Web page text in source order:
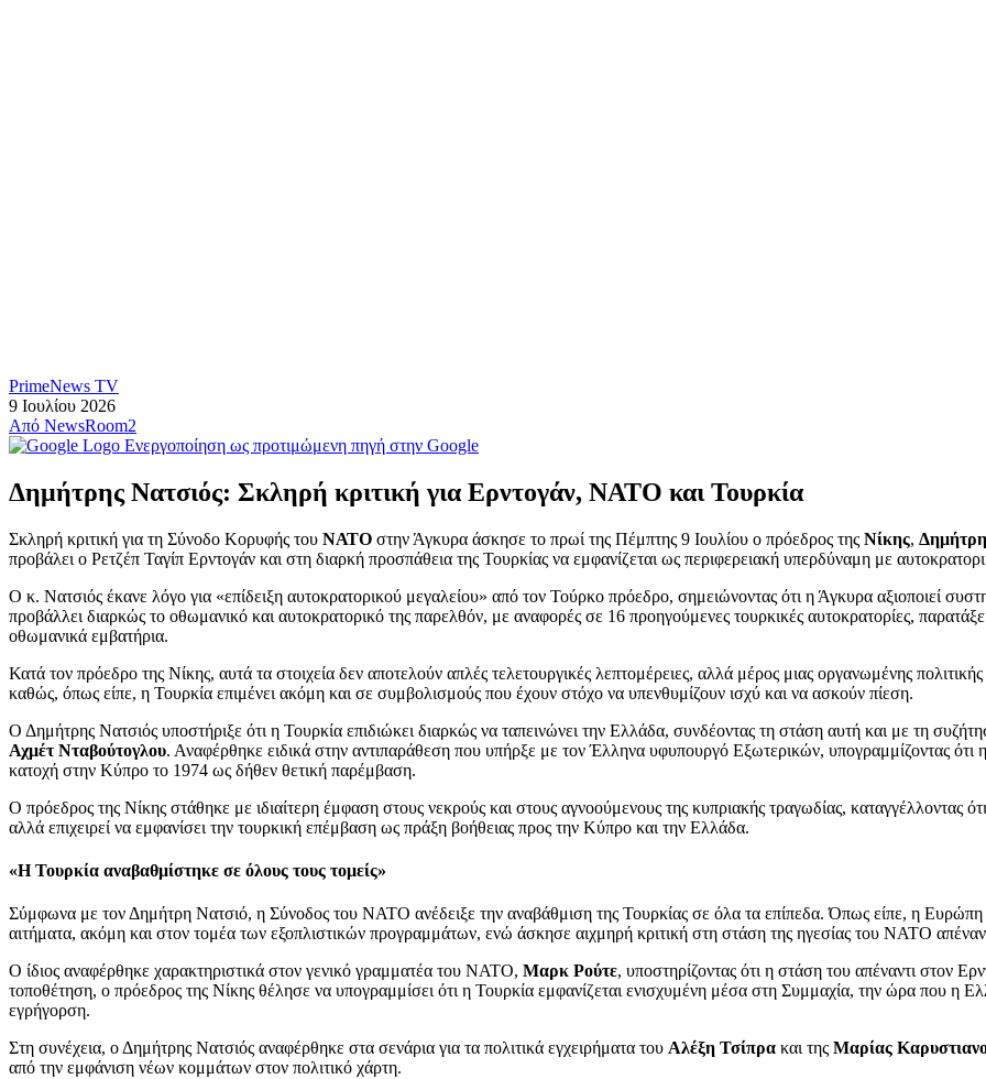
PrimeNews TV
9 Ιουλίου 2026
Από NewsRoom2
Ενεργοποίηση ως προτιμώμενη πηγή στην Google
Δημήτρης Νατσιός: Σκληρή κριτική για Ερντογάν, ΝΑΤΟ και Τουρκία
Σκληρή κριτική για τη Σύνοδο Κορυφής του ΝΑΤΟ στην Άγκυρα άσκησε το πρωί της Πέμπτης 9 Ιουλίου ο πρόεδρος της Νίκης,
προβάλει ο Ρετζέπ Ταγίπ Ερντογάν και στη διαρκή προσπάθεια της Τουρκίας να εμφανίζεται ως περιφερειακή υπερδύναμη με
Ο κ. Νατσιός έκανε λόγο για «επίδειξη αυτοκρατορικού μεγαλείου» από τον Τούρκο πρόεδρο, σημειώνοντας ότι η Άγκυρα αξιοποιεί
προβάλλει διαρκώς το οθωμανικό και αυτοκρατορικό της παρελθόν, με αναφορές σε 16 προηγούμενες τουρκικές αυτοκρατορίες,
οθωμανικά εμβατήρια.
Κατά τον πρόεδρο της Νίκης, αυτά τα στοιχεία δεν αποτελούν απλές τελετουργικές λεπτομέρειες, αλλά μέρος μιας οργανωμένης πολιτικής
καθώς, όπως είπε, η Τουρκία επιμένει ακόμη και σε συμβολισμούς που έχουν στόχο να υπενθυμίζουν ισχύ και να ασκούν πίεση.
Ο Δημήτρης Νατσιός υποστήριξε ότι η Τουρκία επιδιώκει διαρκώς να ταπεινώνει την Ελλάδα, συνδέοντας τη στάση αυτή και με τη
Αχμέτ Νταβούτογλου. Αναφέρθηκε ειδικά στην αντιπαράθεση που υπήρξε με τον Έλληνα υφυπουργό Εξωτερικών, υπογραμμίζοντας ότι
κατοχή στην Κύπρο το 1974 ως δήθεν θετική παρέμβαση.
Ο πρόεδρος της Νίκης στάθηκε με ιδιαίτερη έμφαση στους νεκρούς και στους αγνοούμενους της κυπριακής τραγωδίας, καταγγέλλοντας
αλλά επιχειρεί να εμφανίσει την τουρκική επέμβαση ως πράξη βοήθειας προς την Κύπρο και την Ελλάδα.
«Η Τουρκία αναβαθμίστηκε σε όλους τους τομείς»
Σύμφωνα με τον Δημήτρη Νατσιό, η Σύνοδος του ΝΑΤΟ ανέδειξε την αναβάθμιση της Τουρκίας σε όλα τα επίπεδα. Όπως είπε, η Ευρώπη
αιτήματα, ακόμη και στον τομέα των εξοπλιστικών προγραμμάτων, ενώ άσκησε αιχμηρή κριτική στη στάση της ηγεσίας του ΝΑΤΟ
Ο ίδιος αναφέρθηκε χαρακτηριστικά στον γενικό γραμματέα του ΝΑΤΟ, Μαρκ Ρούτε, υποστηρίζοντας ότι η στάση του απέναντι στον
τοποθέτηση, ο πρόεδρος της Νίκης θέλησε να υπογραμμίσει ότι η Τουρκία εμφανίζεται ενισχυμένη μέσα στη Συμμαχία, την ώρα που η
εγρήγορση.
Στη συνέχεια, ο Δημήτρης Νατσιός αναφέρθηκε στα σενάρια για τα πολιτικά εγχειρήματα του Αλέξη Τσίπρα και της Μαρίας
από την εμφάνιση νέων κομμάτων στον πολιτικό χάρτη.